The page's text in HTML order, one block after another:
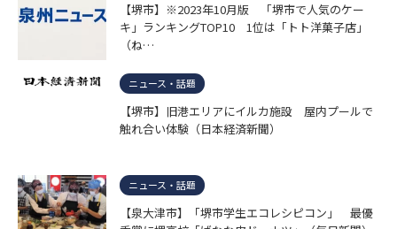
【堺市】※2023年10月版 「堺市で人気のケー
キ」ランキングTOP10 1位は「トト洋菓子店」
（ね…
ニュース・話題
【堺市】旧港エリアにイルカ施設 屋内プールで
触れ合い体験（日本経済新聞）
ニュース・話題
【泉大津市】「堺市学生エコレシピコン」 最優